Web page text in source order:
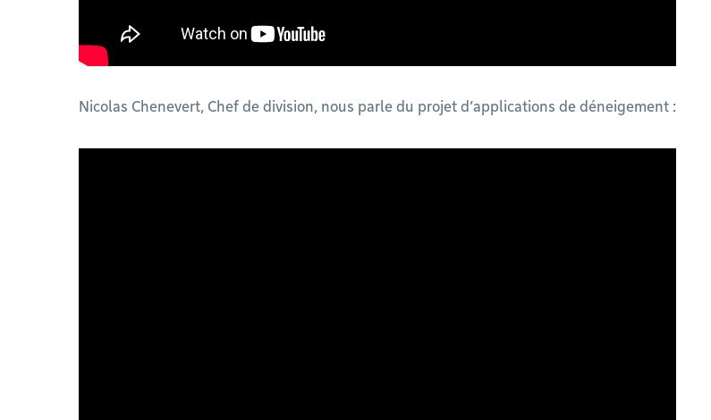
Nicolas Chenevert, Chef de division, nous parle du projet d’applications de déneigement :